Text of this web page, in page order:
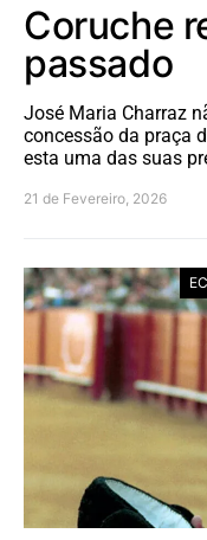
Coruche
passado
José Maria Charraz
concessão da praça
esta uma das suas
21 de Fevereiro, 2026